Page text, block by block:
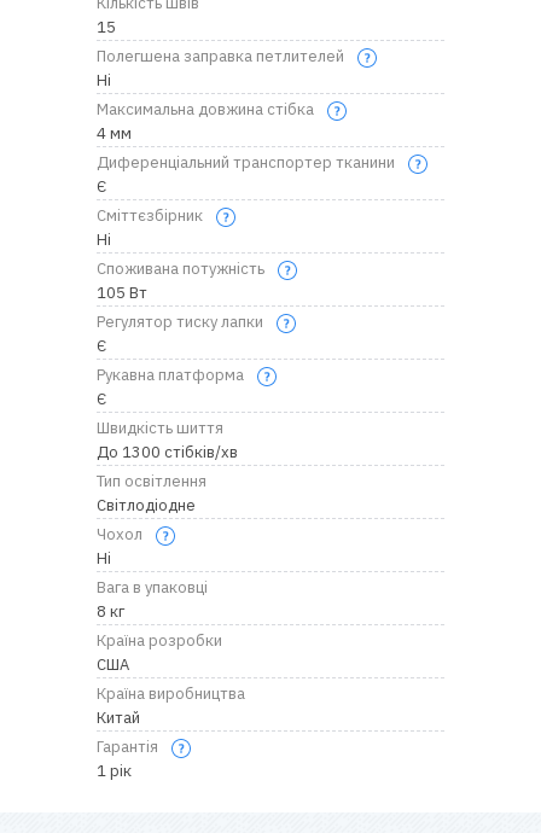
15
Полегшена заправка петлителей
Ні
Максимальна довжина стібка
4 мм
Диференціальний транспортер тканини
Є
Сміттєзбірник
Ні
Споживана потужність
105 Вт
Регулятор тиску лапки
Є
Рукавна платформа
Є
Швидкість шиття
До 1300 стібків/хв
Тип освітлення
Світлодіодне
Чохол
Ні
Вага в упаковці
8 кг
Країна розробки
США
Країна виробництва
Китай
Гарантія
1 рік